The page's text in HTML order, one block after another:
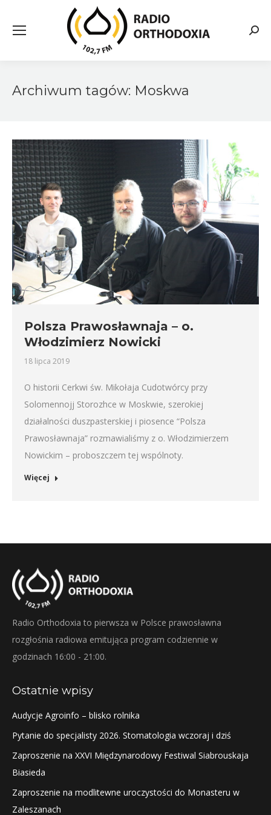
Archiwum tagów: Moskwa
Polsza Prawosławnaja – o.
Włodzimierz Nowicki
18 lipca 2019
O historii Cerkwi św. Mikołaja Cudotwórcy przy
Solomennojj Storozhce w Moskwie, szerokiej
działalności duszpasterskiej i piosence “Polsza
Prawosławnaja” rozmawialiśmy z o. Włodzimierzem
Nowickim – proboszczem tej wspólnoty.
Więcej
Radio Orthodoxia to pierwsza w Polsce prawosławna
rozgłośnia radiowa emitująca program codziennie w
godzinach 16:00 - 21:00.
Ostatnie wpisy
Audycje Agroinfo – blisko rolnika
Pytanie do specjalisty 2026. Stomatologia wczoraj i dziś
Zaproszenie na XXVI Międzynarodowy Festiwal Siabrouskaja
Biasieda
Zaproszenie na modlitewne uroczystości do Monasteru w
Zaleszanach